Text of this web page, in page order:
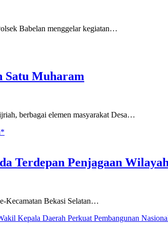
Babelan menggelar kegiatan…
Satu Muharam
berbagai elemen masyarakat Desa…
Terdepan Penjagaan
Kecamatan Bekasi Selatan…